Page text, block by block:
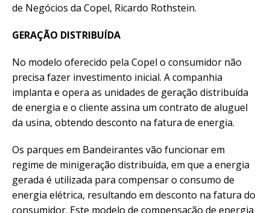
de Negócios da Copel, Ricardo Rothstein.
GERAÇÃO DISTRIBUÍDA
No modelo oferecido pela Copel o consumidor não
precisa fazer investimento inicial. A companhia
implanta e opera as unidades de geração distribuída
de energia e o cliente assina um contrato de aluguel
da usina, obtendo desconto na fatura de energia.
Os parques em Bandeirantes vão funcionar em
regime de minigeração distribuída, em que a energia
gerada é utilizada para compensar o consumo de
energia elétrica, resultando em desconto na fatura do
consumidor. Este modelo de compensação de energia